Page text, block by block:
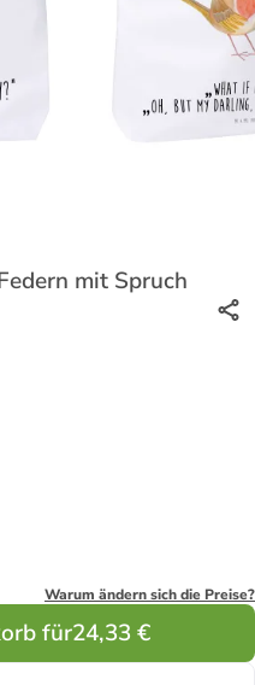
mit Spruch
Warum ändern sich die Preise?
für24,33 €